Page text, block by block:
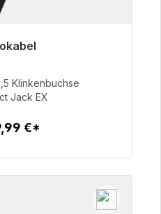
€
Klinkenbuchse
Jack EX
€*